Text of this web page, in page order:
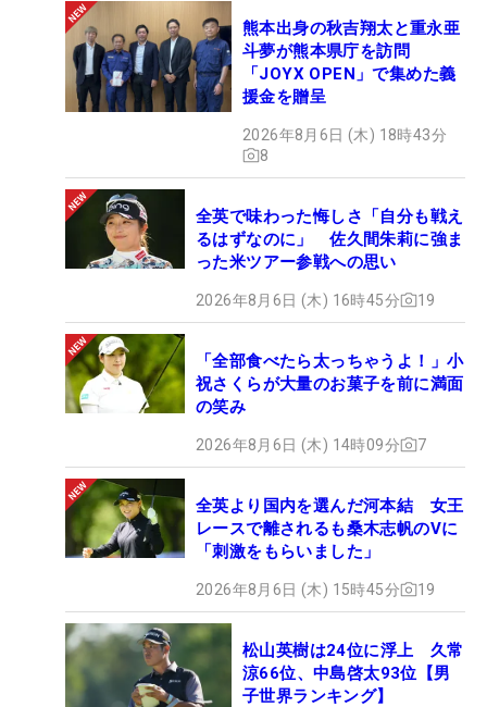
熊本出身の秋吉翔太と重永亜
斗夢が熊本県庁を訪問
「JOYX OPEN」で集めた義
援金を贈呈
2026年8月6日 (木) 18時43分
8
全英で味わった悔しさ「自分も戦え
るはずなのに」 佐久間朱莉に強ま
った米ツアー参戦への思い
2026年8月6日 (木) 16時45分 19
「全部食べたら太っちゃうよ！」小
祝さくらが大量のお菓子を前に満面
の笑み
2026年8月6日 (木) 14時09分 7
全英より国内を選んだ河本結 女王
レースで離されるも桑木志帆のVに
「刺激をもらいました」
2026年8月6日 (木) 15時45分 19
松山英樹は24位に浮上 久常
涼66位、中島啓太93位【男
子世界ランキング】